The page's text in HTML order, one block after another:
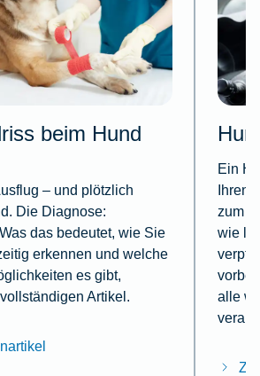
beim Hund
– und plötzlich
Die Diagnose:
das bedeutet, wie Sie
erkennen und welche
es gibt,
Artikel.
Ein
Ihren
zum
wie
alle